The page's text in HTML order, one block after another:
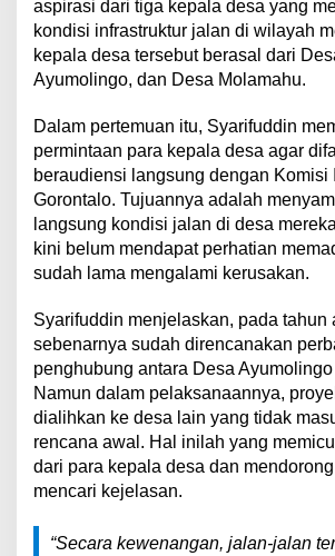
aspirasi dari tiga kepala desa yang
kondisi infrastruktur jalan di wilayah
kepala desa tersebut berasal dari
Ayumolingo, dan Desa Molamahu.
Dalam pertemuan itu, Syarifuddin
permintaan para kepala desa agar
beraudiensi langsung dengan Komisi
Gorontalo. Tujuannya adalah
langsung kondisi jalan di desa
kini belum mendapat perhatian
sudah lama mengalami kerusakan.
Syarifuddin menjelaskan, pada tahun
sebenarnya sudah direncanakan
penghubung antara Desa
Namun dalam pelaksanaannya,
dialihkan ke desa lain yang tidak
rencana awal. Hal inilah yang
dari para kepala desa dan
mencari kejelasan.
“Secara kewenangan, jalan-jalan